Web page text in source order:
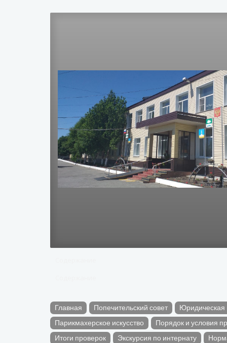
Главная Попечительский совет
Парикмахерское искусство
Порядок и условия
Итоги проверок
Экскурсия по интернату